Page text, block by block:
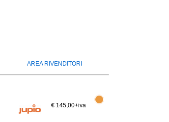
AREA RIVENDITORI
€ 145,00+iva